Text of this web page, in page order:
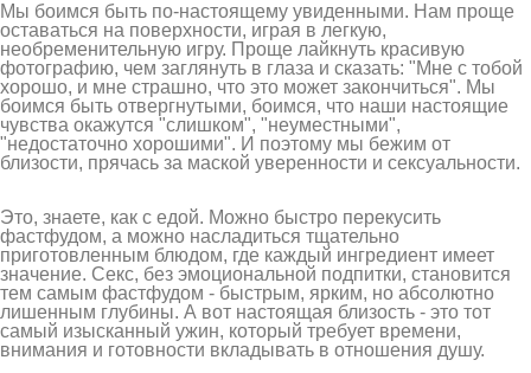
Мы боимся быть по-настоящему увиденными. Нам проще
оставаться на поверхности, играя в легкую,
необременительную игру. Проще лайкнуть красивую
фотографию, чем заглянуть в глаза и сказать: "Мне с тобой
хорошо, и мне страшно, что это может закончиться". Мы
боимся быть отвергнутыми, боимся, что наши настоящие
чувства окажутся "слишком", "неуместными",
"недостаточно хорошими". И поэтому мы бежим от
близости, прячась за маской уверенности и сексуальности.
Это, знаете, как с едой. Можно быстро перекусить
фастфудом, а можно насладиться тщательно
приготовленным блюдом, где каждый ингредиент имеет
значение. Секс, без эмоциональной подпитки, становится
тем самым фастфудом - быстрым, ярким, но абсолютно
лишенным глубины. А вот настоящая близость - это тот
самый изысканный ужин, который требует времени,
внимания и готовности вкладывать в отношения душу.